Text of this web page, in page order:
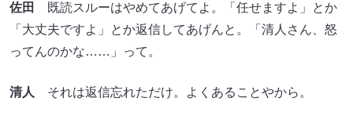
佐田
既読スルーはやめてあげてよ。「任せますよ」とか
「大丈夫ですよ」とか返信してあげんと。「清人さん、怒
ってんのかな……」って。
清人 それは返信忘れただけ。よくあることやから。